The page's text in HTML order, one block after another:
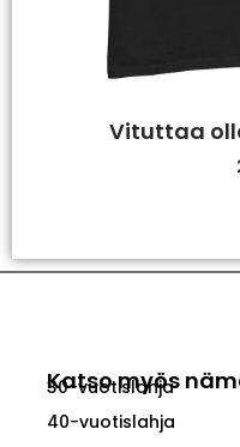
Vituttaa
Katso myös
30-vuotislahja
40-vuotislahja